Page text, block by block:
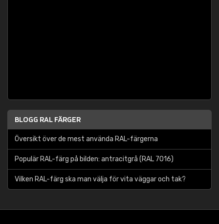
BLOGG RAL FÄRGER
Översikt över de mest använda RAL-färgerna
Populär RAL-färg på bilden: antracitgrå (RAL 7016)
Vilken RAL-färg ska man välja för vita väggar och tak?